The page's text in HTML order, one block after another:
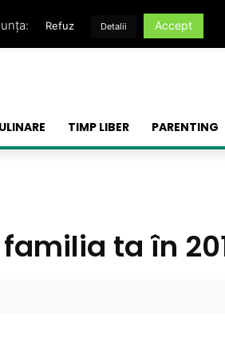
TIMP LIBER PARENTING
ta în
Refuz Detalii Accept